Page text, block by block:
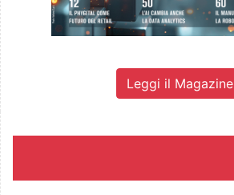
Leggi il Magazine